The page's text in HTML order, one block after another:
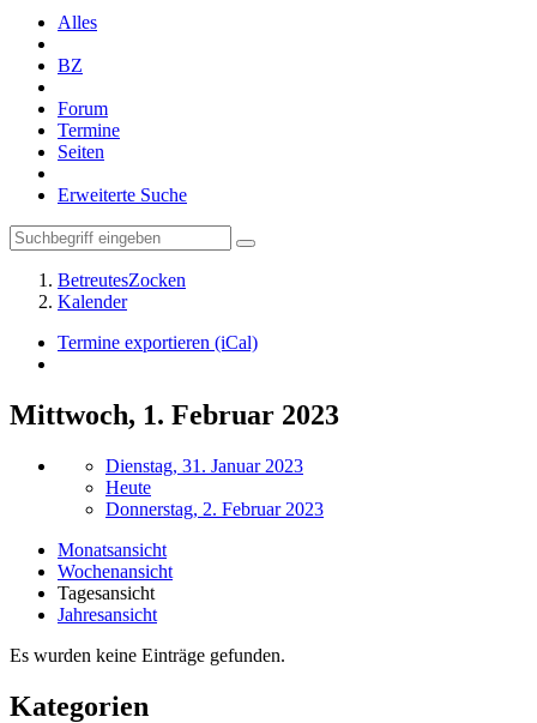
Alles
BZ
Forum
Termine
Seiten
Erweiterte Suche
BetreutesZocken
Kalender
Termine exportieren (iCal)
Mittwoch, 1. Februar 2023
Dienstag, 31. Januar 2023
Heute
Donnerstag, 2. Februar 2023
Monatsansicht
Wochenansicht
Tagesansicht
Jahresansicht
Es wurden keine Einträge gefunden.
Kategorien